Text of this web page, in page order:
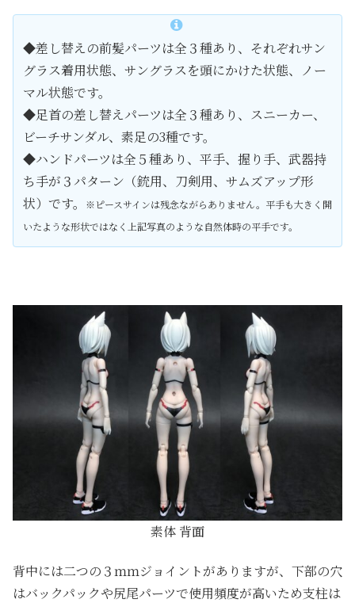
◆差し替えの前髪パーツは全３種あり、それぞれサン
グラス着用状態、サングラスを頭にかけた状態、ノー
マル状態です。
◆足首の差し替えパーツは全３種あり、スニーカー、
ビーチサンダル、素足の3種です。
◆ハンドパーツは全５種あり、平手、握り手、武器持
ち手が３パターン（銃用、刀剣用、サムズアップ形
状）です。
※ピースサインは残念ながらありません。平手も大きく開
いたような形状ではなく上記写真のような自然体時の平手です。
素体 背面
背中には二つの３ｍｍジョイントがありますが、下部の穴
はバックパックや尻尾パーツで使用頻度が高いため支柱は